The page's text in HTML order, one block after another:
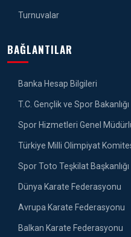
Turnuvalar
BAĞLANTILAR
Banka Hesap Bilgileri
T.C. Gençlik ve Spor Bakanlığı
Spor Hizmetleri Genel
Türkiye Milli Olimpiyat
Spor Toto Teşkilat Başkanlığı
Dünya Karate Federasyonu
Avrupa Karate Federasyonu
Balkan Karate Federasyonu